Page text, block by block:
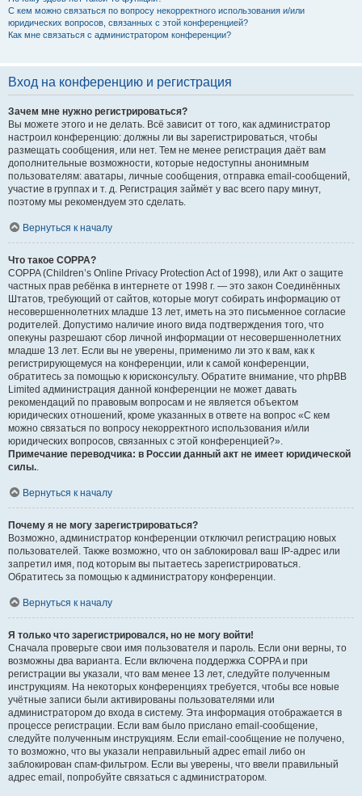
С кем можно связаться по вопросу некорректного использования и/или
юридических вопросов, связанных с этой конференцией?
Как мне связаться с администратором конференции?
Вход на конференцию и регистрация
Зачем мне нужно регистрироваться?
Вы можете этого и не делать. Всё зависит от того, как администратор
настроил конференцию: должны ли вы зарегистрироваться, чтобы
размещать сообщения, или нет. Тем не менее регистрация даёт вам
дополнительные возможности, которые недоступны анонимным
пользователям: аватары, личные сообщения, отправка email-сообщений,
участие в группах и т. д. Регистрация займёт у вас всего пару минут,
поэтому мы рекомендуем это сделать.
Вернуться к началу
Что такое COPPA?
COPPA (Children’s Online Privacy Protection Act of 1998), или Акт о защите
частных прав ребёнка в интернете от 1998 г. — это закон Соединённых
Штатов, требующий от сайтов, которые могут собирать информацию от
несовершеннолетних младше 13 лет, иметь на это письменное согласие
родителей. Допустимо наличие иного вида подтверждения того, что
опекуны разрешают сбор личной информации от несовершеннолетних
младше 13 лет. Если вы не уверены, применимо ли это к вам, как к
регистрирующемуся на конференции, или к самой конференции,
обратитесь за помощью к юрисконсульту. Обратите внимание, что phpBB
Limited администрация данной конференции не может давать
рекомендаций по правовым вопросам и не является объектом
юридических отношений, кроме указанных в ответе на вопрос «С кем
можно связаться по вопросу некорректного использования и/или
юридических вопросов, связанных с этой конференцией?».
Примечание переводчика: в России данный акт не имеет юридической
силы..
Вернуться к началу
Почему я не могу зарегистрироваться?
Возможно, администратор конференции отключил регистрацию новых
пользователей. Также возможно, что он заблокировал ваш IP-адрес или
запретил имя, под которым вы пытаетесь зарегистрироваться.
Обратитесь за помощью к администратору конференции.
Вернуться к началу
Я только что зарегистрировался, но не могу войти!
Сначала проверьте свои имя пользователя и пароль. Если они верны, то
возможны два варианта. Если включена поддержка COPPA и при
регистрации вы указали, что вам менее 13 лет, следуйте полученным
инструкциям. На некоторых конференциях требуется, чтобы все новые
учётные записи были активированы пользователями или
администратором до входа в систему. Эта информация отображается в
процессе регистрации. Если вам было прислано email-сообщение,
следуйте полученным инструкциям. Если email-сообщение не получено,
то возможно, что вы указали неправильный адрес email либо он
заблокирован спам-фильтром. Если вы уверены, что ввели правильный
адрес email, попробуйте связаться с администратором.